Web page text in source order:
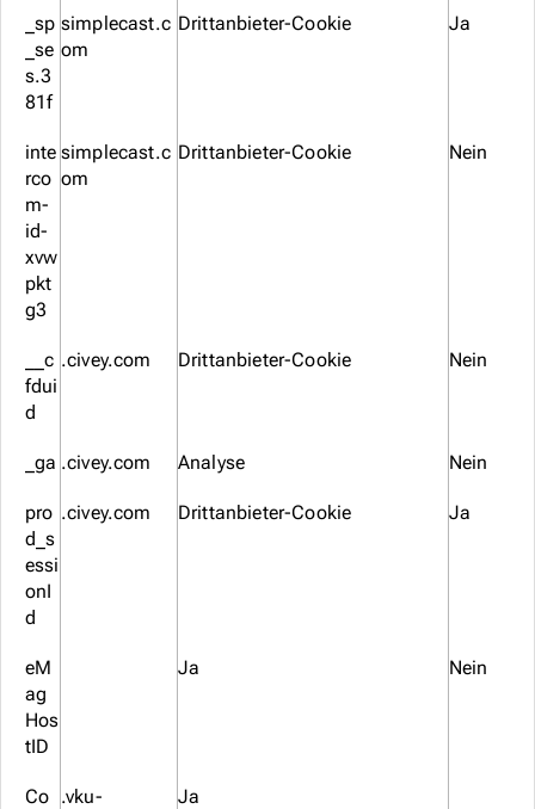
_sp
_se
s.3
81f
simplecast.c
om
Drittanbieter-Cookie Ja
inte
rco
m-
id-
xvw
pkt
g3
simplecast.c
om
Drittanbieter-Cookie Nein
__c
fdui
d
.civey.com Drittanbieter-Cookie Nein
_ga .civey.com Analyse Nein
pro
d_s
essi
onI
d
.civey.com Drittanbieter-Cookie Ja
eM
ag
Hos
tID
Ja Nein
Co .vku-
Ja